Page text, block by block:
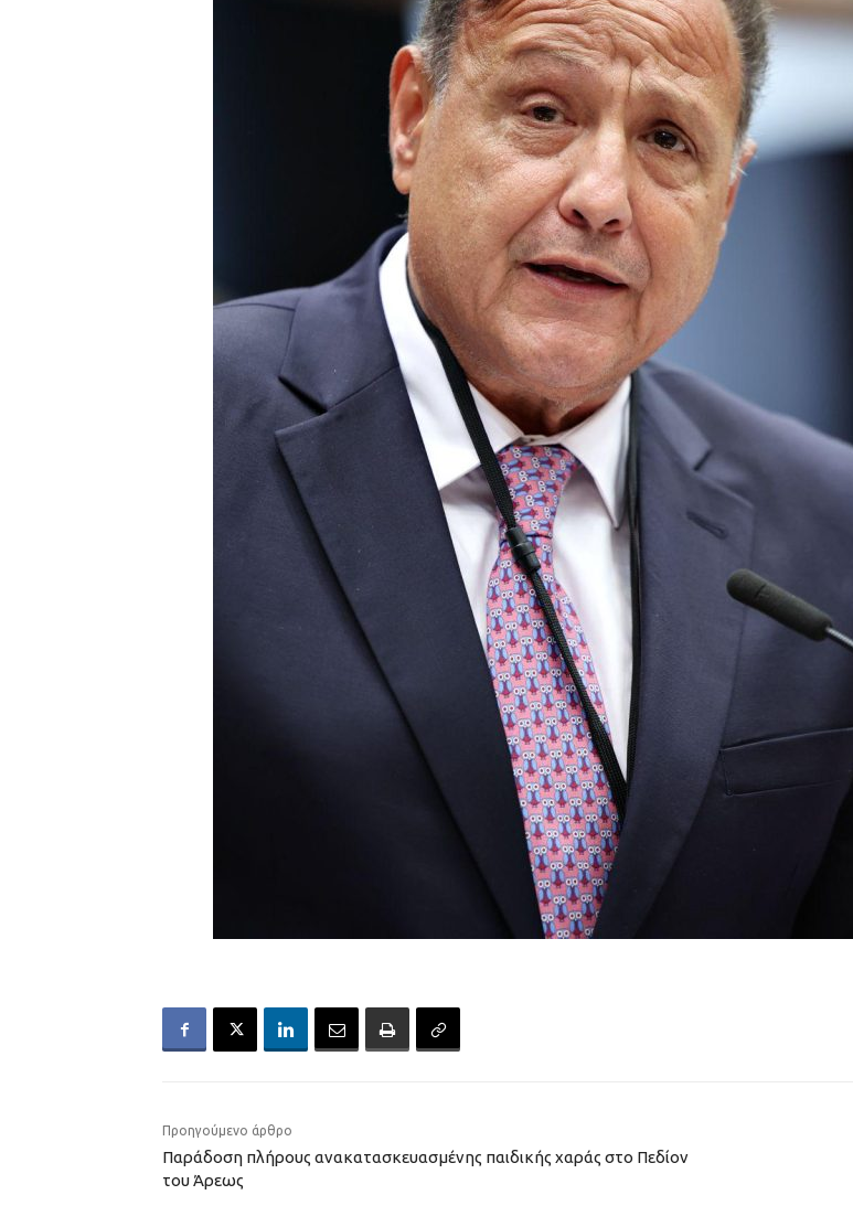
Προηγούμενο άρθρο
Παράδοση πλήρους ανακατασκευασμένης παιδικής χαράς στο Πεδίον
του Άρεως